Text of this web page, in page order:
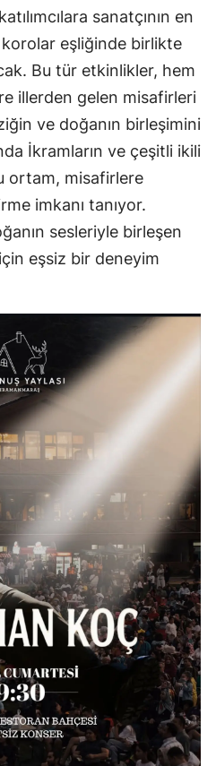
sanatçının en
korolar eşliğinde birlikte
Bu tür etkinlikler, hem
illerden gelen misafirleri
ve doğanın birleşimini
İkramların ve çeşitli ikili
ortam, misafirlere
imkanı tanıyor.
sesleriyle birleşen
eşsiz bir deneyim